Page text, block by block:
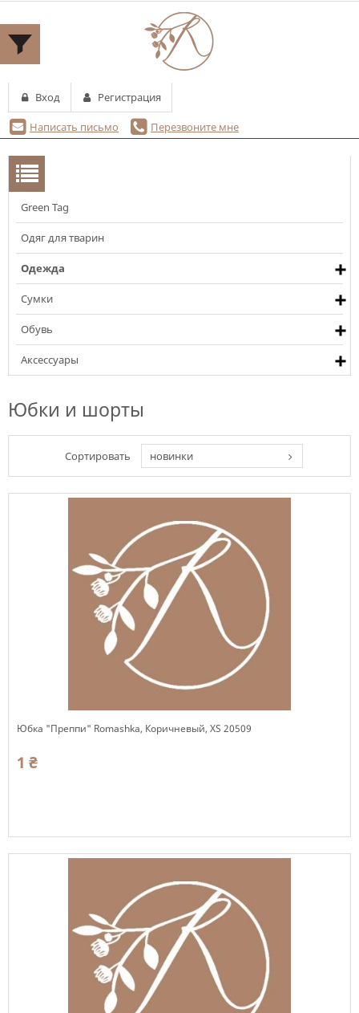
КАТЕГОРИИ
Green Tag
Одяг для тварин
Одежда
Сумки
Обувь
Аксессуары
Юбки и шорты
Сортировать новинки
Юбка "Преппи" Romashka, Коричневый, XS 20509
1 ₴
Написать письмо Перезвоните мне
Вход Регистрация